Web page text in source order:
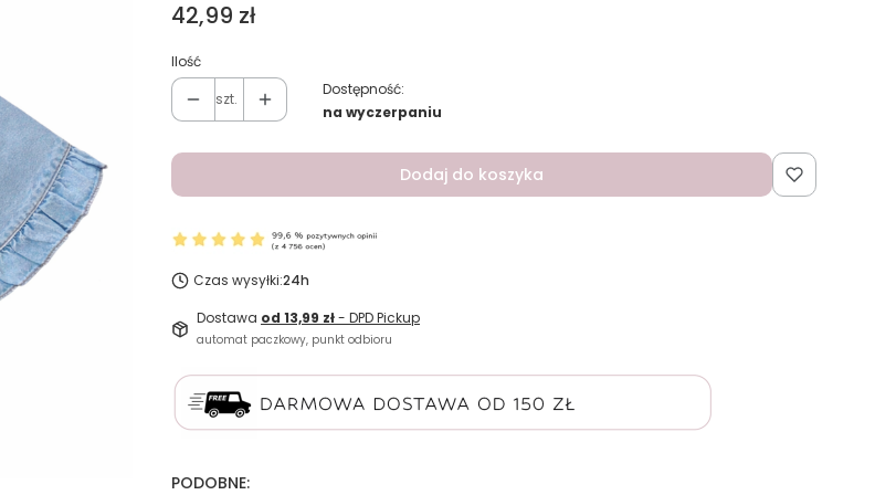
Cena
42,99 zł
Ilość
szt.
Dostępność:
na wyczerpaniu
Dodaj do koszyka
Czas wysyłki:24h
Dostawa od 13,99 zł- DPD Pickup
automat paczkowy, punkt odbioru
PODOBNE: